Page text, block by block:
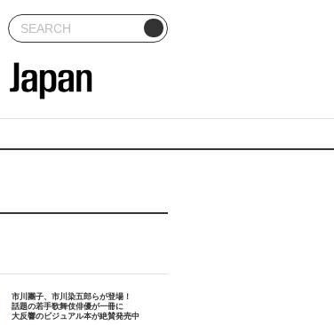
市川團子、市川染五郎らが登場！
話題の若手歌舞伎俳優が一冊に
大反響のビジュアル本が絶賛発売中